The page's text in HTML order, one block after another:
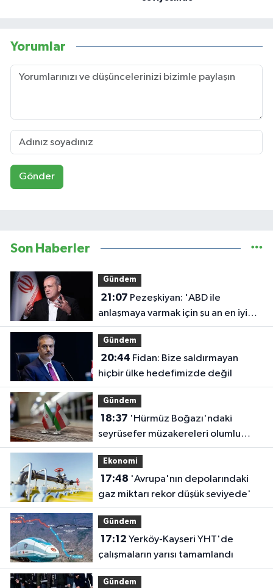
Yorumlar
Gönder
Son Haberler
Gündem
21:07
anlaşmaya varmak için şu an en iyi
zaman'
Gündem
20:44
hiçbir ülke hedefimizde değil
Gündem
18:37
seyrüsefer müzakereleri olumlu
ilerliyor'
Ekonomi
17:48
gaz miktarı rekor düşük seviyede'
Gündem
17:12
çalışmaların yarısı tamamlandı
Gündem